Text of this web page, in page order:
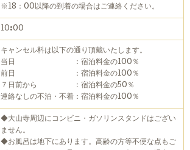
※18：00以降の到着の場合はご連絡ください。
10:00
キャンセル料は以下の通り頂戴いたします。
当日 ：宿泊料金の100％
前日 ：宿泊料金の100％
７日前から ：宿泊料金の50％
連絡なしの不泊・不着：宿泊料金の100％
◆大山寺周辺にコンビニ・ガソリンスタンドはござい
ません。
◆お風呂は地下にあります。高齢の方等不便な点もご